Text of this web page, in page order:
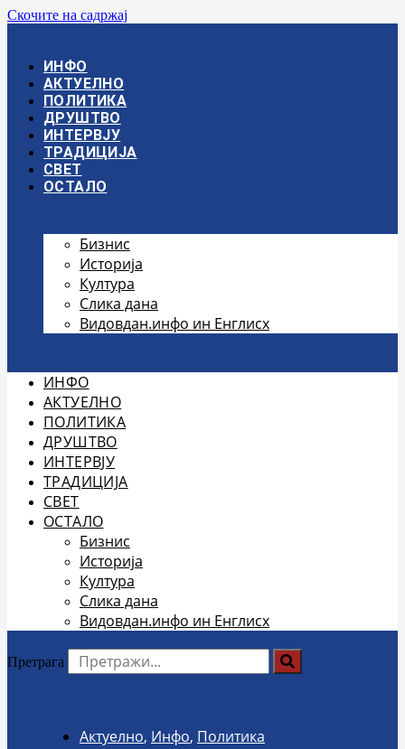
Скочите на садржај
ИНФО
АКТУЕЛНО
ПОЛИТИКА
ДРУШТВО
ИНТЕРВЈУ
ТРАДИЦИЈА
СВЕТ
ОСТАЛО
Бизнис
Историја
Култура
Слика дана
Видовдан.инфо ин Енглисх
ИНФО
АКТУЕЛНО
ПОЛИТИКА
ДРУШТВО
ИНТЕРВЈУ
ТРАДИЦИЈА
СВЕТ
ОСТАЛО
Бизнис
Историја
Култура
Слика дана
Видовдан.инфо ин Енглисх
Претрага
Актуелно, Инфо, Политика